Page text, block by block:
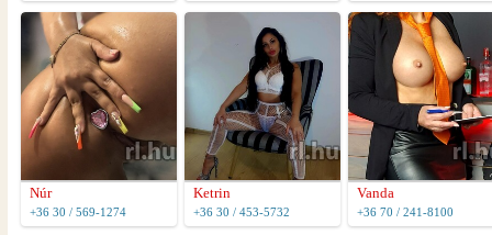
Núr
+36 30 / 569-1274
Ketrin
+36 30 / 453-5732
Vanda
+36 70 / 241-8100